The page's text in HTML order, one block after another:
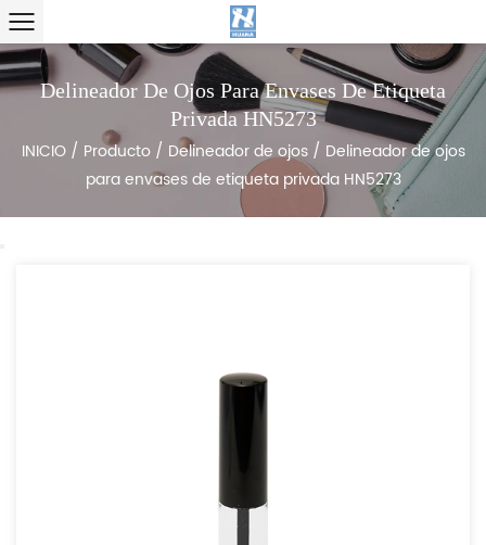
Delineador De Ojos Para Envases De Etiqueta
Privada HN5273
INICIO/ Producto/ Delineador de ojos/ Delineador de ojos
para envases de etiqueta privada HN5273